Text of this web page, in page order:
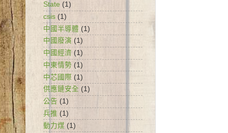
State (1)
csis (1)
中國半導體 (1)
中國廢演 (1)
中國經濟 (1)
中東情勢 (1)
中芯國際 (1)
供應鏈安全 (1)
公告 (1)
兵推 (1)
動力煤 (1)